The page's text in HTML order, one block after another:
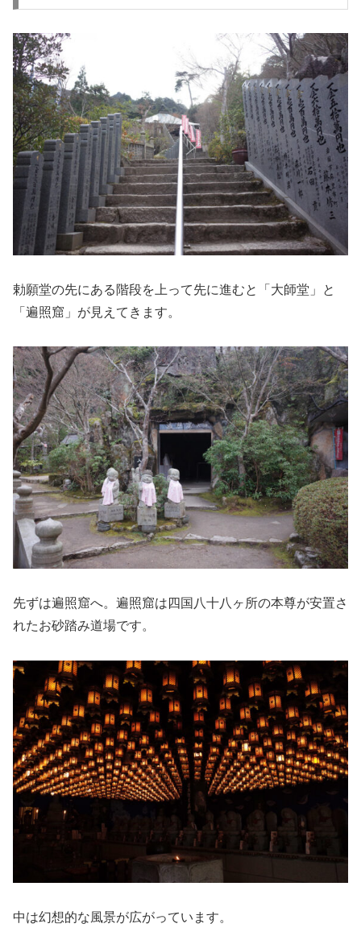
勅願堂の先にある階段を上って先に進むと「大師堂」と
「遍照窟」が見えてきます。
先ずは遍照窟へ。遍照窟は四国八十八ヶ所の本尊が安置さ
れたお砂踏み道場です。
中は幻想的な風景が広がっています。